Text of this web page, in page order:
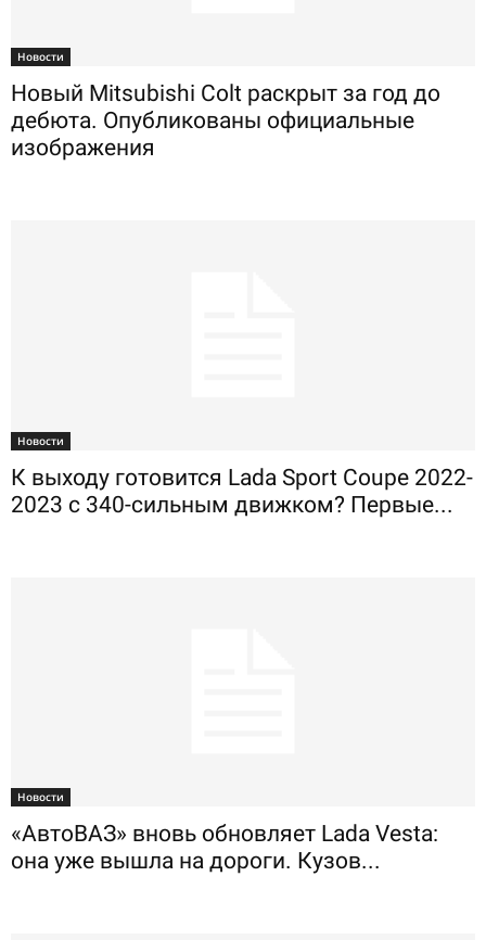
Новости
Новый Mitsubishi Colt раскрыт за год до
дебюта. Опубликованы официальные
изображения
Новости
К выходу готовится Lada Sport Coupe 2022-
2023 с 340-сильным движком? Первые...
Новости
«АвтоВАЗ» вновь обновляет Lada Vesta:
она уже вышла на дороги. Кузов...